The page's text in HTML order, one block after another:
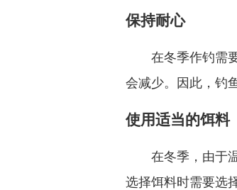
保持耐心
在冬季作钓需
会减少。因此，钓
使用适当的饵料
在冬季，由于
选择饵料时需要选